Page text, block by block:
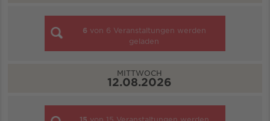
6 von 6 Veranstaltungen werden
geladen
MITTWOCH
12.08.2026